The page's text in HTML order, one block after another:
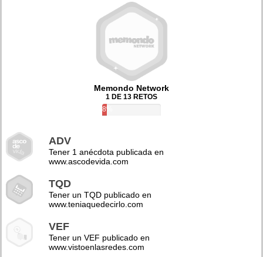
Memondo Network
1 DE 13 RETOS
8%
ADV
Tener 1 anécdota publicada en
www.ascodevida.com
TQD
Tener un TQD publicado en
www.teniaquedecirlo.com
VEF
Tener un VEF publicado en
www.vistoenlasredes.com